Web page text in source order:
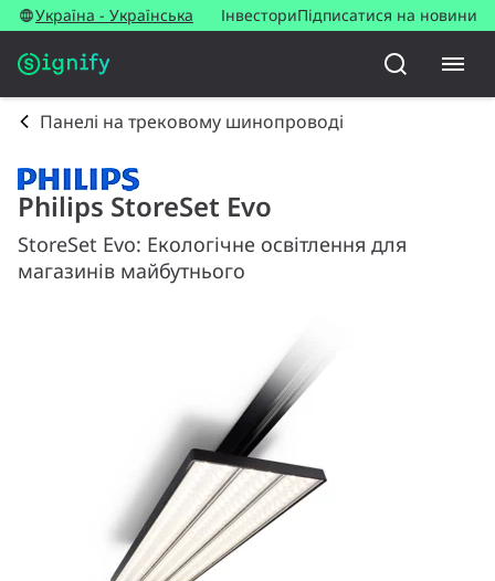
Україна - Українська ІнвесториПідписатися на новини
Панелі на трековому шинопроводі
Philips StoreSet Evo
StoreSet Evo: Екологічне освітлення для
магазинів майбутнього